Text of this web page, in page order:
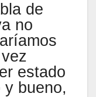
de
no
estado
bueno,